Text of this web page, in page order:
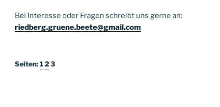
Bei Interesse oder Fragen schreibt uns gerne an:
riedberg.gruene.beete@gmail.com
Seiten:123